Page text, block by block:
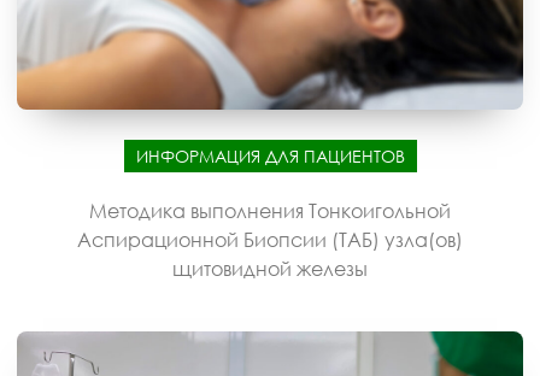
ИНФОРМАЦИЯ ДЛЯ ПАЦИЕНТОВ
Методика выполнения Тонкоигольной
Аспирационной Биопсии (ТАБ) узла(ов)
щитовидной железы